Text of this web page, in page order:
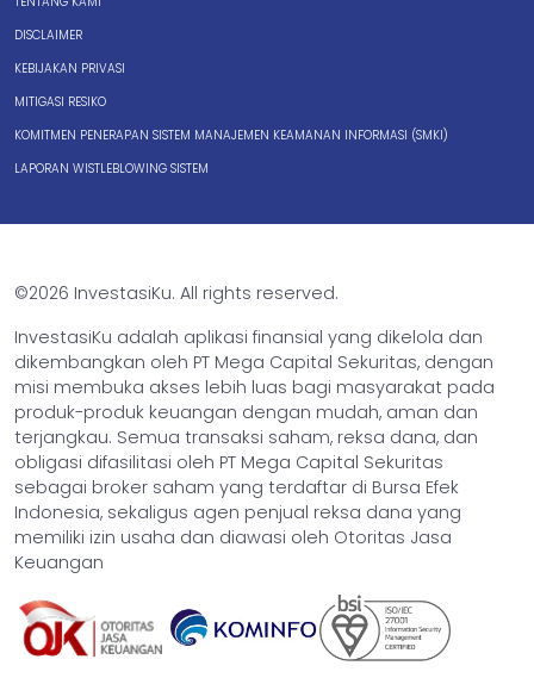
DISCLAIMER
KEBIJAKAN PRIVASI
MITIGASI RESIKO
KOMITMEN PENERAPAN SISTEM MANAJEMEN KEAMANAN INFORMASI (SMKI)
LAPORAN WISTLEBLOWING SISTEM
©2026 InvestasiKu. All rights reserved.
InvestasiKu adalah aplikasi finansial yang dikelola dan
dikembangkan oleh PT Mega Capital Sekuritas, dengan
misi membuka akses lebih luas bagi masyarakat pada
produk-produk keuangan dengan mudah, aman dan
terjangkau. Semua transaksi saham, reksa dana, dan
obligasi difasilitasi oleh PT Mega Capital Sekuritas
sebagai broker saham yang terdaftar di Bursa Efek
Indonesia, sekaligus agen penjual reksa dana yang
memiliki izin usaha dan diawasi oleh Otoritas Jasa
Keuangan